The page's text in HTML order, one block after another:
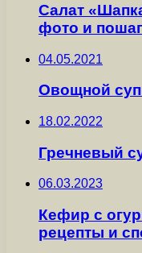
Салат
фото и
04.05.2021
Овощной
18.02.2022
Гречневый
06.03.2023
Кефир с
рецепты и